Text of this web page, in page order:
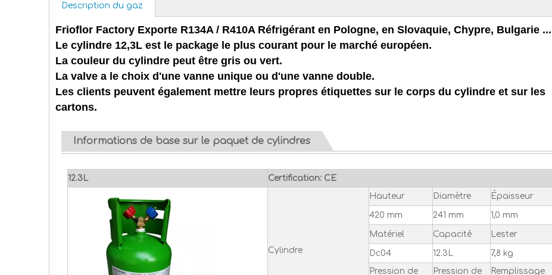
Description du gaz
Frioflor Factory Exporte R134A / R410A Réfrigérant en Pologne, en Slovaquie, Chypre, Bulgarie ...
Le cylindre 12,3L est le package le plus courant pour le marché européen.
La couleur du cylindre peut être gris ou vert.
La valve a le choix d'une vanne unique ou d'une vanne double.
Les clients peuvent également mettre leurs propres étiquettes sur le corps du cylindre et sur les
cartons.
Informations de base sur le paquet de cylindres
12.3L Certification: CE
Cylindre
Hauteur Diamètre Épaisseur
420 mm 241 mm 1,0 mm
Matériel Capacité Lester
Dc04 12.3L
7,8 kg
Pression de
Pression de
Remplissage